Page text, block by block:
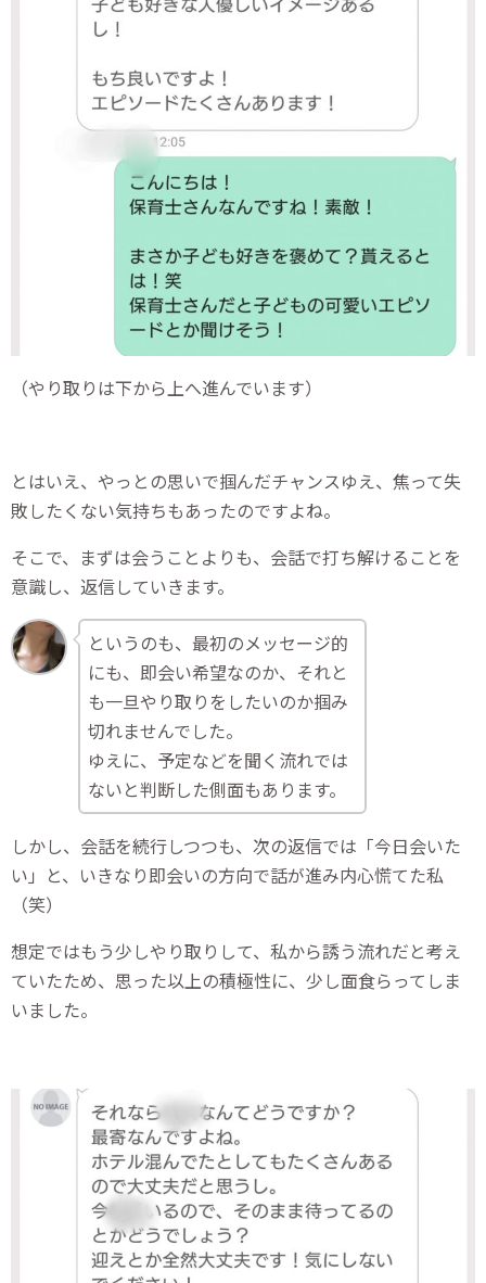
（やり取りは下から上へ進んでいます）
とはいえ、やっとの思いで掴んだチャンスゆえ、焦って失
敗したくない気持ちもあったのですよね。
そこで、まずは会うことよりも、会話で打ち解けることを
意識し、返信していきます。
というのも、最初のメッセージ的
にも、即会い希望なのか、それと
も一旦やり取りをしたいのか掴み
切れませんでした。
ゆえに、予定などを聞く流れでは
ないと判断した側面もあります。
しかし、会話を続行しつつも、次の返信では「今日会いた
い」と、いきなり即会いの方向で話が進み内心慌てた私
（笑）
想定ではもう少しやり取りして、私から誘う流れだと考え
ていたため、思った以上の積極性に、少し面食らってしま
いました。